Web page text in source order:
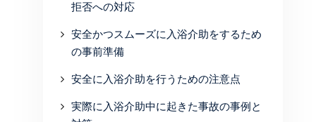
拒否への対応
安全かつスムーズに入浴介助をするため
の事前準備
安全に入浴介助を行うための注意点
実際に入浴介助中に起きた事故の事例と